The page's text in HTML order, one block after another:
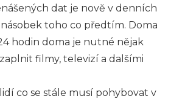
dat je nově v denních
toho co předtím. Doma
hodin doma je nutné nějak
filmy, televizí a dalšími
co se stále musí pohybovat v